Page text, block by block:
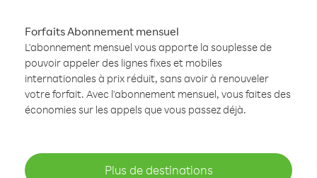
Forfaits Abonnement mensuel
L'abonnement mensuel vous apporte la souplesse de
pouvoir appeler des lignes fixes et mobiles
internationales à prix réduit, sans avoir à renouveler
votre forfait. Avec l'abonnement mensuel, vous faites des
économies sur les appels que vous passez déjà.
Plus de destinations